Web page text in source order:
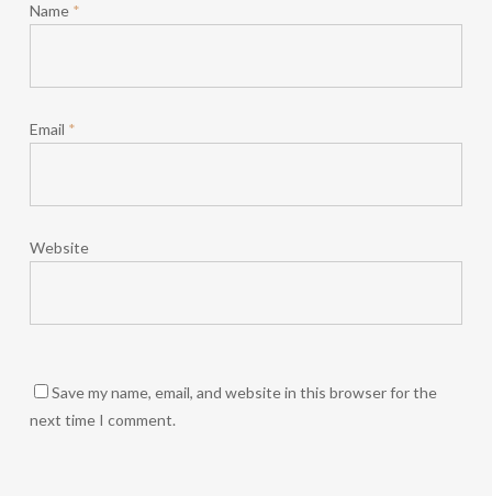
Name *
Email *
Website
Save my name, email, and website in this browser for the
next time I comment.